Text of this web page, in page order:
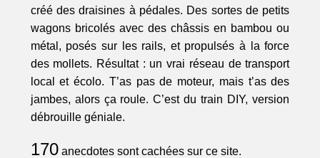
créé des draisines à pédales. Des sortes de petits
wagons bricolés avec des châssis en bambou ou
métal, posés sur les rails, et propulsés à la force
des mollets. Résultat : un vrai réseau de transport
local et écolo. T’as pas de moteur, mais t’as des
jambes, alors ça roule. C’est du train DIY, version
débrouille géniale.
170anecdotes sont cachées sur ce site.